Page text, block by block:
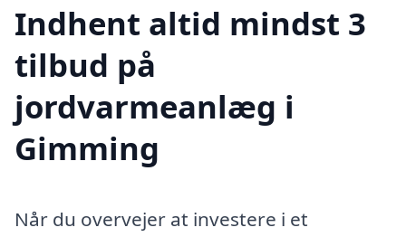
Indhent altid mindst 3
tilbud på
jordvarmeanlæg i
Gimming
Når du overvejer at investere i et